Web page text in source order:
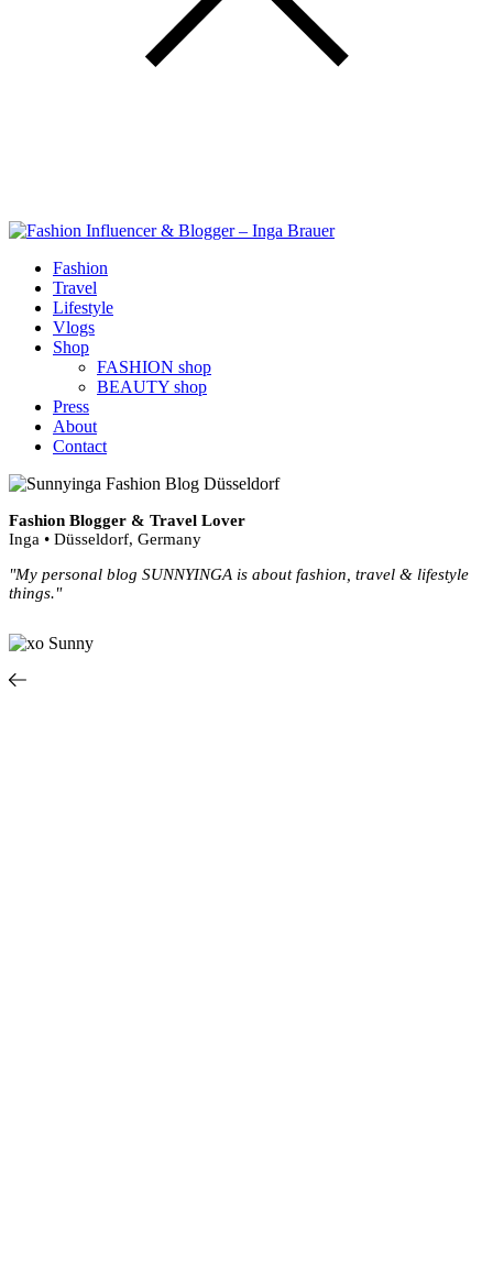
Fashion
Travel
Lifestyle
Vlogs
Shop
FASHION shop
BEAUTY shop
Press
About
Contact
Fashion Blogger & Travel Lover
Inga • Düsseldorf, Germany
"My personal blog SUNNYINGA is about fashion, travel & lifestyle
things."